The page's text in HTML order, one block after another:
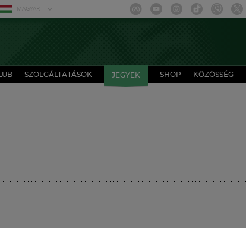
MAGYAR
SZOLGÁLTATÁSOK JEGYEK SHOP KÖZÖSSÉG